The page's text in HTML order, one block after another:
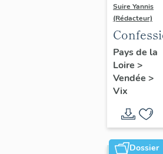
Suire Yannis
(Rédacteur)
Pays de la
Loire >
Vendée >
Vix
Dossier